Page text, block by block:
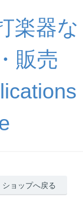
楽器な
販売
ショップへ戻る